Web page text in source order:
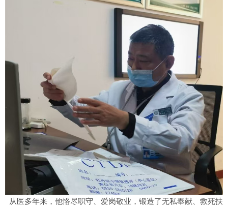
从医多年来，他恪尽职守、爱岗敬业，锻造了无私奉献、救死扶